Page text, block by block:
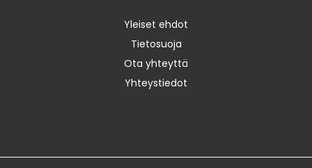
Yleiset ehdot
Tietosuoja
Ota yhteyttä
Yhteystiedot